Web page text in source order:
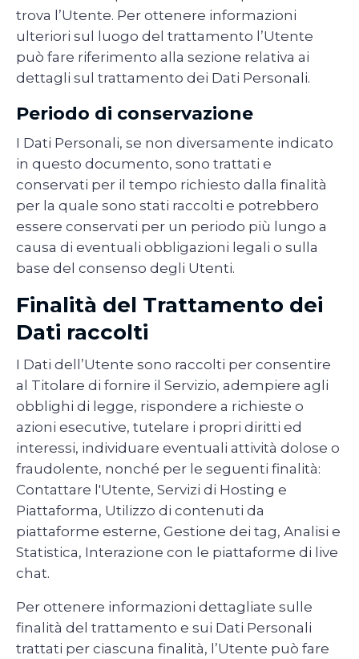
trova l’Utente. Per ottenere informazioni
ulteriori sul luogo del trattamento l’Utente
può fare riferimento alla sezione relativa ai
dettagli sul trattamento dei Dati Personali.
Periodo di conservazione
I Dati Personali, se non diversamente indicato
in questo documento, sono trattati e
conservati per il tempo richiesto dalla finalità
per la quale sono stati raccolti e potrebbero
essere conservati per un periodo più lungo a
causa di eventuali obbligazioni legali o sulla
base del consenso degli Utenti.
Finalità del Trattamento dei
Dati raccolti
I Dati dell’Utente sono raccolti per consentire
al Titolare di fornire il Servizio, adempiere agli
obblighi di legge, rispondere a richieste o
azioni esecutive, tutelare i propri diritti ed
interessi, individuare eventuali attività dolose o
fraudolente, nonché per le seguenti finalità:
Contattare l'Utente, Servizi di Hosting e
Piattaforma, Utilizzo di contenuti da
piattaforme esterne, Gestione dei tag, Analisi e
Statistica, Interazione con le piattaforme di live
chat.
Per ottenere informazioni dettagliate sulle
finalità del trattamento e sui Dati Personali
trattati per ciascuna finalità, l’Utente può fare